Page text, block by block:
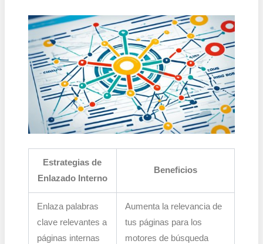
Estrategias de
Enlazado Interno
Beneficios
Enlaza palabras
clave relevantes a
páginas internas
Aumenta la relevancia de
tus páginas para los
motores de búsqueda